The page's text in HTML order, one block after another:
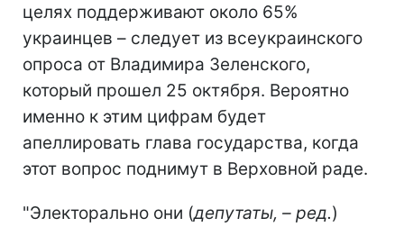
целях поддерживают около 65%
украинцев – следует из всеукраинского
опроса от Владимира Зеленского,
который прошел 25 октября. Вероятно
именно к этим цифрам будет
апеллировать глава государства, когда
этот вопрос поднимут в Верховной раде.
"Электорально они (депутаты, – ред.)